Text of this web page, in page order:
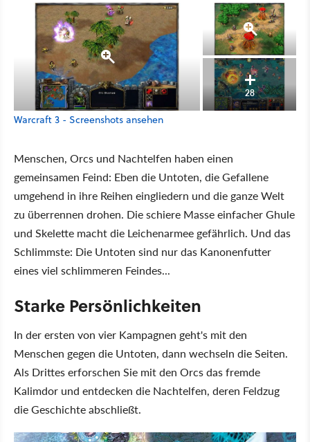
28
Warcraft 3 - Screenshots ansehen
Menschen, Orcs und Nachtelfen haben einen
gemeinsamen Feind: Eben die Untoten, die Gefallene
umgehend in ihre Reihen eingliedern und die ganze Welt
zu überrennen drohen. Die schiere Masse einfacher Ghule
und Skelette macht die Leichenarmee gefährlich. Und das
Schlimmste: Die Untoten sind nur das Kanonenfutter
eines viel schlimmeren Feindes...
Starke Persönlichkeiten
In der ersten von vier Kampagnen geht's mit den
Menschen gegen die Untoten, dann wechseln die Seiten.
Als Drittes erforschen Sie mit den Orcs das fremde
Kalimdor und entdecken die Nachtelfen, deren Feldzug
die Geschichte abschließt.